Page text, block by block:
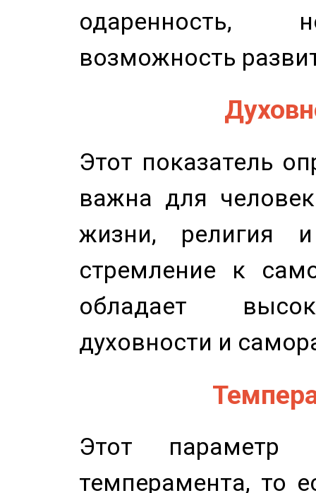
одаренность,
возможность
Этот показатель
важна для
жизни, религия
стремление к
обладает
духовности и
Этот параметр
темперамента, то